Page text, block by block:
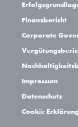
Finanzbericht
Corporate
Impressum
Datenschutz
Cookie